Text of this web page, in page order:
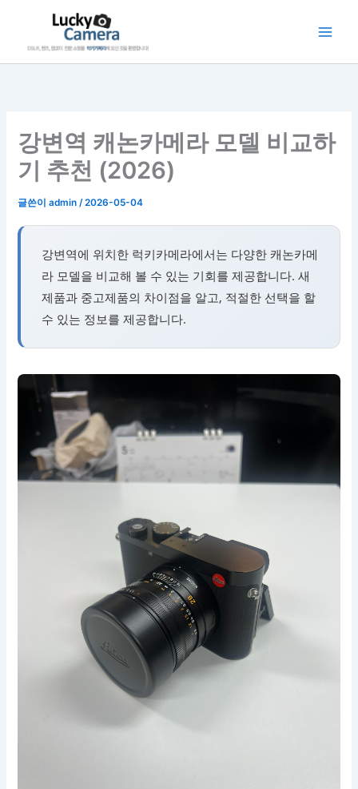
로
강변역 캐논카메라 모델 비교하
기 추천 (2026)
글쓴이admin/2026-05-04
강변역에 위치한 럭키카메라에서는 다양한 캐논카메
라 모델을 비교해 볼 수 있는 기회를 제공합니다. 새
제품과 중고제품의 차이점을 알고, 적절한 선택을 할
수 있는 정보를 제공합니다.